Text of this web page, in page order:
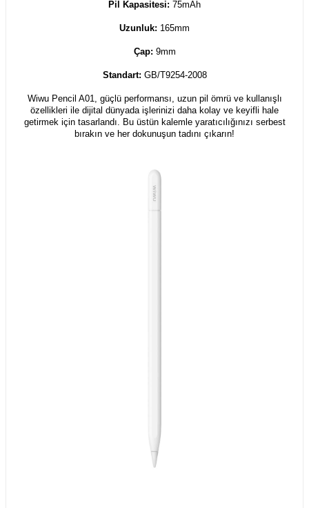
Pil Kapasitesi: 75mAh
Uzunluk: 165mm
Çap: 9mm
Standart: GB/T9254-2008
Wiwu Pencil A01, güçlü performansı, uzun pil ömrü ve kullanışlı
özellikleri ile dijital dünyada işlerinizi daha kolay ve keyifli hale
getirmek için tasarlandı. Bu üstün kalemle yaratıcılığınızı serbest
bırakın ve her dokunuşun tadını çıkarın!